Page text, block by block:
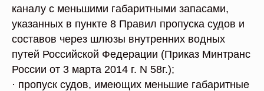
каналу с меньшими габаритными запасами,
указанных в пункте 8 Правил пропуска судов и
составов через шлюзы внутренних водных
путей Российской Федерации (Приказ Минтранс
России от 3 марта 2014 г. N 58г.);
· пропуск судов, имеющих меньшие габаритные